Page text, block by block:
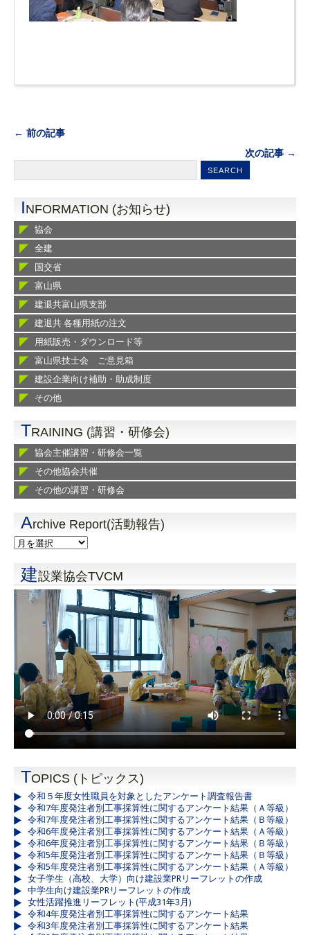
← 前の記事
次の記事 →
INFORMATION (お知らせ)
協会
全建
国交省
富山県
建退共富山県支部
建退共 各種用紙の注文
用紙販売・ダウンロード等
富山県技士会 ご意見箱
建設企業向け補助・助成制度
その他
TRAINING (講習・研修会)
協会主催講習・研修会一覧
その他協会共催
その他の講習・研修会
Archive Report(活動報告)
建設業協会TVCM
TOPICS (トピックス)
令和５年度女性職員を対象としたアンケート調査報告書
令和7年度発注者別工事採算性に関するアンケート結果（Ａ等級）
令和7年度発注者別工事採算性に関するアンケート結果（Ｂ等級）
令和6年度発注者別工事採算性に関するアンケート結果（Ａ等級）
令和6年度発注者別工事採算性に関するアンケート結果（Ｂ等級）
令和5年度発注者別工事採算性に関するアンケート結果（Ｂ等級）
令和5年度発注者別工事採算性に関するアンケート結果（Ａ等級）
女子学生（高校、大学）向け建設業PRリーフレットの作成
中学生向け建設業PRリーフレットの作成
女性活躍推進リーフレット(平成31年3月)
令和4年度発注者別工事採算性に関するアンケート結果
令和3年度発注者別工事採算性に関するアンケート結果